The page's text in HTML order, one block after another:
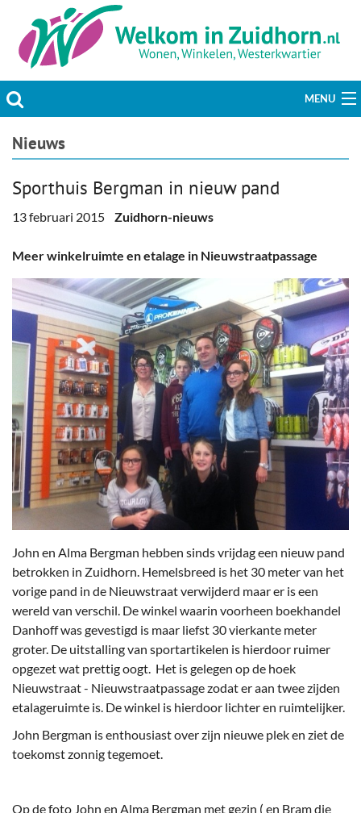
MENU
Actueel
Welzijn & Maatschappij
Bedrijven
Prikbord & Aanbiedingen
Plaats bericht
Nieuws
Sporthuis Bergman in nieuw pand
13 februari 2015 Zuidhorn-nieuws
Meer winkelruimte en etalage in Nieuwstraatpassage
John en Alma Bergman hebben sinds vrijdag een nieuw pand
betrokken in Zuidhorn. Hemelsbreed is het 30 meter van het
vorige pand in de Nieuwstraat verwijderd maar er is een
wereld van verschil. De winkel waarin voorheen boekhandel
Danhoff was gevestigd is maar liefst 30 vierkante meter
groter. De uitstalling van sportartikelen is hierdoor ruimer
opgezet wat prettig oogt. Het is gelegen op de hoek
Nieuwstraat - Nieuwstraatpassage zodat er aan twee zijden
etalageruimte is. De winkel is hierdoor lichter en ruimtelijker.
John Bergman is enthousiast over zijn nieuwe plek en ziet de
toekomst zonnig tegemoet.
Op de foto John en Alma Bergman met gezin ( en Bram die